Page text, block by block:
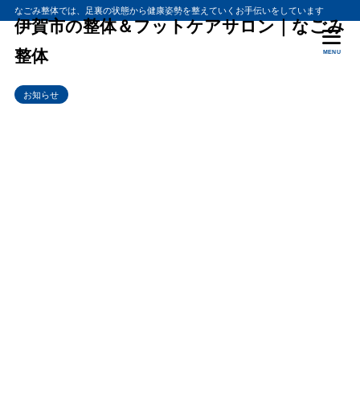
なごみ整体では、足裏の状態から健康姿勢を整えていくお手伝いをしています
伊賀市の整体＆フットケアサロン｜なごみ
整体
MENU
お知らせ